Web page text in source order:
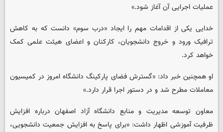
عملیات اجرایی آن آغاز شود.»
خدایی یکی از اقدامات مهم را ایجاد «درب سوم» دانست که به کاهش
ترافیک ورود و خروج دانشجویان، کارکنان و اعضای هیئت علمی کمک
خواهد کرد.
او همچنین خبر داد: «گسترش فضای پارکینگ دانشگاه امروز در کمیسیون
معاملات مطرح شد و در دستور اجرا قرار دارد.»
معاون توسعه مدیریت و منابع دانشگاه آزاد اصفهان درباره افزایش
ظرفیت آموزشی اظهار داشت: «برای پاسخ به افزایش جمعیت دانشجویی،